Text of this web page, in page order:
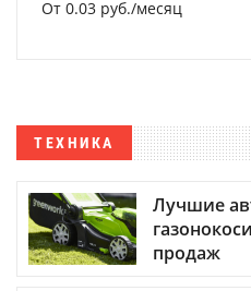
От 0.03 руб./месяц
ТЕХНИКА
Лучшие
продаж